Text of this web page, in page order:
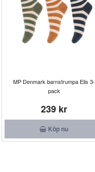
MP Denmark barnstrumpa Elis 3-
pack
239 kr
Köp nu